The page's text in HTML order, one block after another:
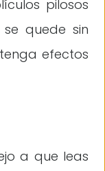
pilosos
quede sin
efectos
a que leas